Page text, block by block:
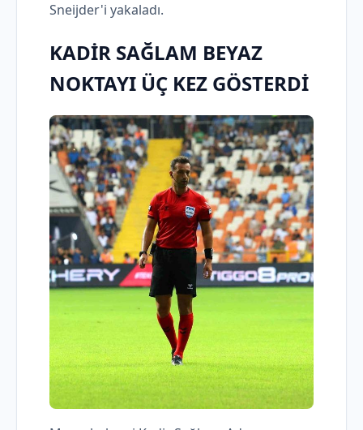
Sneijder'i yakaladı.
KADİR SAĞLAM BEYAZ
NOKTAYI ÜÇ KEZ GÖSTERDİ